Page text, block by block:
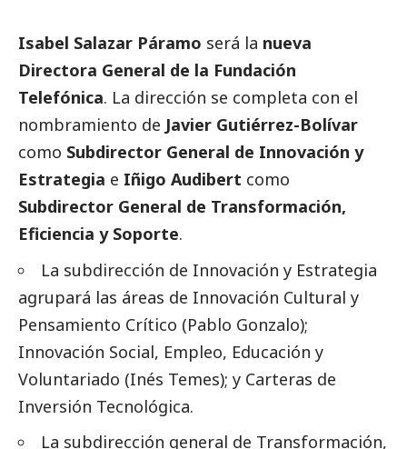
Isabel Salazar Páramo será la nueva
Directora General de la Fundación
Telefónica. La dirección se completa con el
nombramiento de Javier Gutiérrez-Bolívar
como Subdirector General de Innovación y
Estrategia e Iñigo Audibert como
Subdirector General de Transformación,
Eficiencia y Soporte.
La subdirección de Innovación y Estrategia
agrupará las áreas de Innovación Cultural y
Pensamiento Crítico (Pablo Gonzalo);
Innovación Social, Empleo, Educación y
Voluntariado (Inés Temes); y Carteras de
Inversión Tecnológica.
La subdirección general de Transformación,